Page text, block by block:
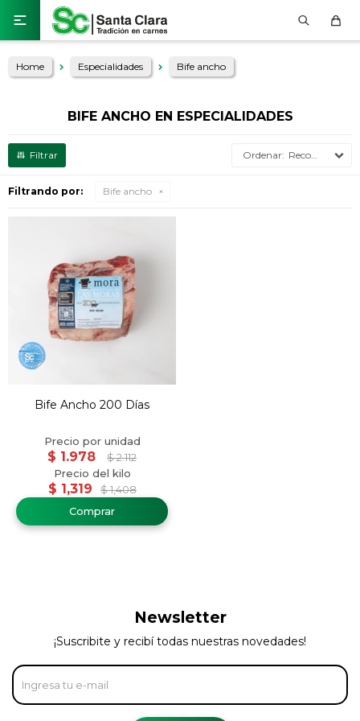

Home Especialidades Bife ancho
BIFE ANCHO EN ESPECIALIDADES
Recomendados
Filtrando por: Bife ancho
Bife Ancho 200 Días
$ 1,319 $ 1,408
$ 1.978 $ 2.112
Newsletter
¡Suscribite y recibí todas nuestras novedades!